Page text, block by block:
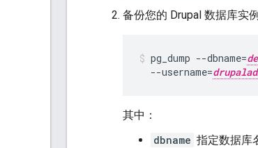
备份您的 Drupal 数据库实例
pg_dump --dbname=
  --username=
其中：
dbname 指定数据库